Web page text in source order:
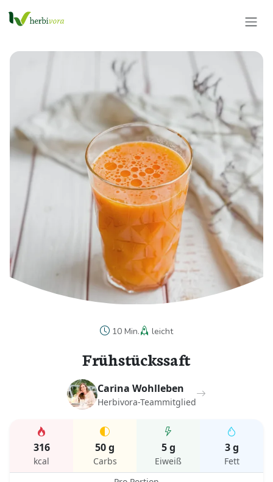
10 Min. leicht
Frühstückssaft
Carina Wohlleben
Herbivora-Teammitglied
316
kcal
50 g
Carbs
5 g
Eiweiß
3 g
Fett